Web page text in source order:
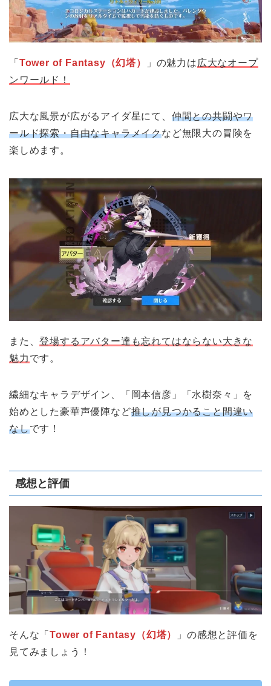
「 Tower of Fantasy（幻塔） 」の魅力は 広大なオープ
ンワールド！
広大な風景が広がるアイダ星にて、 仲間との共闘やワ
ールド探索・自由なキャラメイクなど無限大の冒険を
楽しめます。
また、登場するアバター達も忘れてはならない大きな
魅力 です。
繊細なキャラデザイン、「岡本信彦」「水樹奈々」を
始めとした豪華声優陣など推しが見つかること間違い
なしです！
感想と評価
そんな「Tower of Fantasy（幻塔）
」の感想と評価を
見てみましょう！